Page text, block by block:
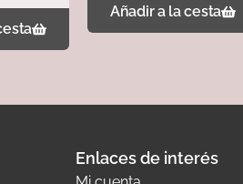
Añadir a la cesta
Enlaces de interés